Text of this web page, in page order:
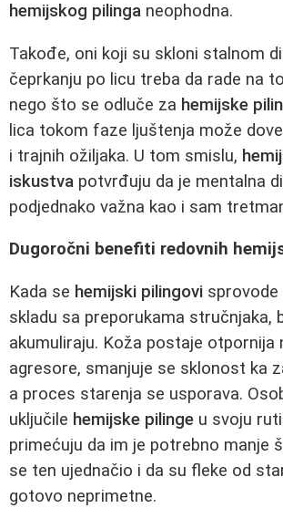
hemijskog pilinga neophodna.
Takođe, oni koji su skloni stalnom
čeprkanju po licu treba da rade na
nego što se odluče za hemijske
lica tokom faze ljuštenja može
i trajnih ožiljaka. U tom smislu,
iskustva potvrđuju da je mentalna
podjednako važna kao i sam
Dugoročni benefiti redovnih
Kada se hemijski pilingovi sprovode
skladu sa preporukama stručnjaka,
akumuliraju. Koža postaje otpornija
agresore, smanjuje se sklonost ka
a proces starenja se usporava.
uključile hemijske pilinge u svoju
primećuju da im je potrebno manje
se ten ujednačio i da su fleke od
gotovo neprimetne.